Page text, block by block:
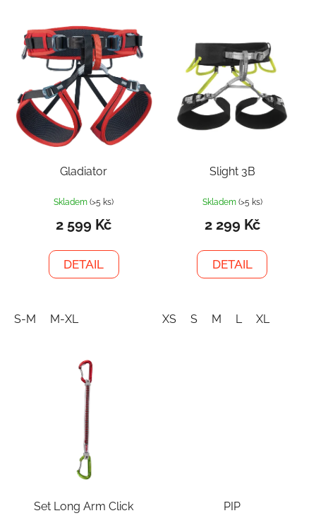
Gladiator
Skladem(>5 ks)
2 599 Kč
DETAIL
S-M M-XL
Slight 3B
Skladem (>5 ks)
2 299 Kč
DETAIL
XS S M L XL
Set Long Arm Click PIP